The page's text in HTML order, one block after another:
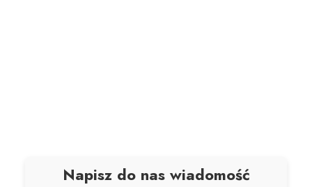
Napisz do nas wiadomość